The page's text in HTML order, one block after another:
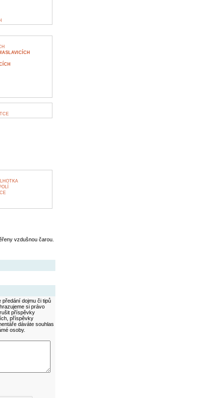
vzdušnou čarou.
dojmu či tipů
si právo
příspěvky
příspěvky
dáváte souhlas
osoby.